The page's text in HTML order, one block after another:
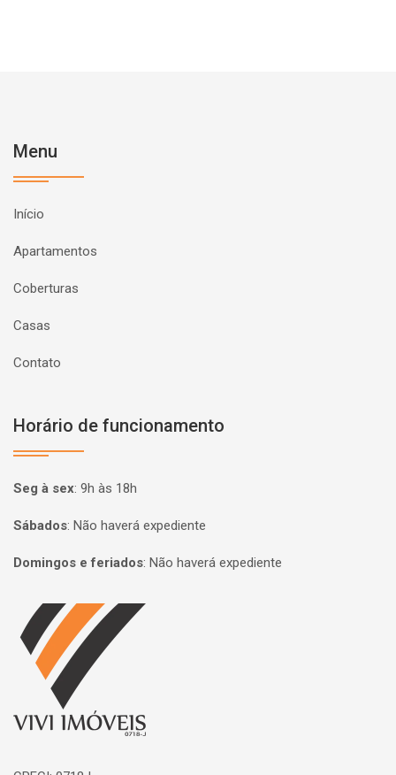
Menu
Início
Apartamentos
Coberturas
Casas
Contato
Horário de funcionamento
Seg à sex: 9h às 18h
Sábados: Não haverá expediente
Domingos e feriados: Não haverá expediente
Página inicial